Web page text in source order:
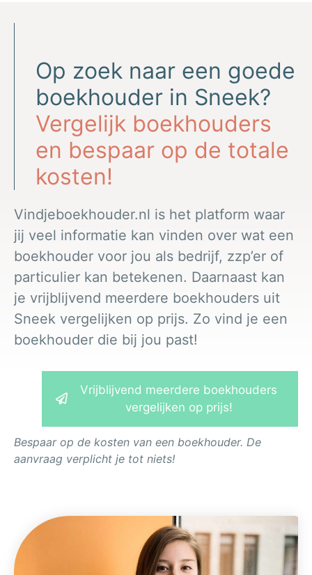
Op zoek naar een goede
boekhouder in Sneek?
Vergelijk boekhouders
en bespaar op de totale
kosten!
Vindjeboekhouder.nl is het platform waar
jij veel informatie kan vinden over wat een
boekhouder voor jou als bedrijf, zzp’er of
particulier kan betekenen. Daarnaast kan
je vrijblijvend meerdere boekhouders uit
Sneek vergelijken op prijs. Zo vind je een
boekhouder die bij jou past!
Vrijblijvend meerdere boekhouders
vergelijken op prijs!
Bespaar op de kosten van een boekhouder. De
aanvraag verplicht je tot niets!